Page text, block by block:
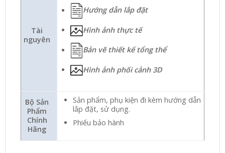
Tài
nguyên
Hướng dẫn lắp đặt
Hình ảnh thực tế
Bản vẽ thiết kế tổng thể
Hình ảnh phối cảnh 3D
Bộ Sản
Phẩm
Chính
Hãng
Sản phẩm, phụ kiện đi kèm hướng dẫn
lắp đặt, sử dụng.
Phiếu bảo hành